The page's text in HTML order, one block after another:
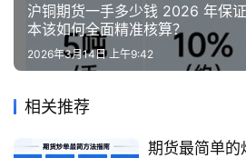
沪铜期货一手多少钱 2026 年保
本该如何全面精准核算？
2026年3月14日 上午9:42
相关推荐
期货最简单的